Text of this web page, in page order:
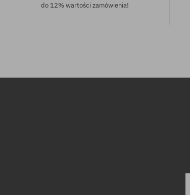
do 12% wartości zamówienia!